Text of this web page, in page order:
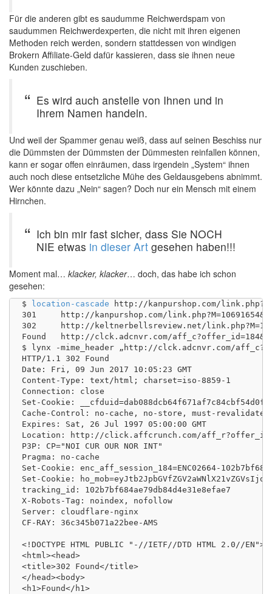
Für die anderen gibt es saudumme Reichwerdspam von
saudummen Reichwerdexperten, die nicht mit ihren eigenen
Methoden reich werden, sondern stattdessen von windigen
Brokern Affiliate-Geld dafür kassieren, dass sie ihnen neue
Kunden zuschieben.
Es wird auch anstelle von Ihnen und in
Ihrem Namen handeln.
Und weil der Spammer genau weiß, dass auf seinen Beschiss nur
die Dümmsten der Dümmsten der Dümmesten reinfallen können,
kann er sogar offen einräumen, dass irgendein „System“ ihnen
auch noch diese entsetzliche Mühe des Geldausgebens abnimmt.
Wer könnte dazu „Nein“ sagen? Doch nur ein Mensch mit einem
Hirnchen.
Ich bin mir fast sicher, dass Sie NOCH
NIE etwas in dieser Art gesehen haben!!!
Moment mal… klacker, klacker… doch, das habe ich schon
gesehen:
$ location-cascade http://kanpurshop.com/
301	http://kanpurshop.com/link.php?M=10691654&N=1131&L=926&F=H
302	http://keltnerbellsreview.net/link.php?M=10691654&N=1131&L=926&F=H
Found	http://clck.adcnvr.com/aff_c?offer_id=184&aff_id=1578&source=hb3
$ lynx -mime_header „http://clck.adcnvr.com/
HTTP/1.1 302 Found
Date: Fri, 09 Jun 2017 10:05:23 GMT
Content-Type: text/html; charset=iso-8859-1
Connection: close
Set-Cookie:
Cache-Control: no-cache, no-store, must-revalidate
Expires: Sat, 26 Jul 1997 05:00:00 GMT
Location: http://click.affcrunch.com/
P3P: CP="NOI CUR OUR NOR INT"
Pragma: no-cache
Set-Cookie: enc_aff_session_184=ENC02664-
Set-Cookie:
tracking_id: 102b7bf684ae79db84d4e31e8efae7
X-Robots-Tag: noindex, nofollow
Server: cloudflare-nginx
CF-RAY: 36c345b071a22bee-AMS
<!DOCTYPE HTML PUBLIC "-//IETF//DTD HTML 2.0//EN">
<html><head>
<title>302 Found</title>
</head><body>
<h1>Found</h1>